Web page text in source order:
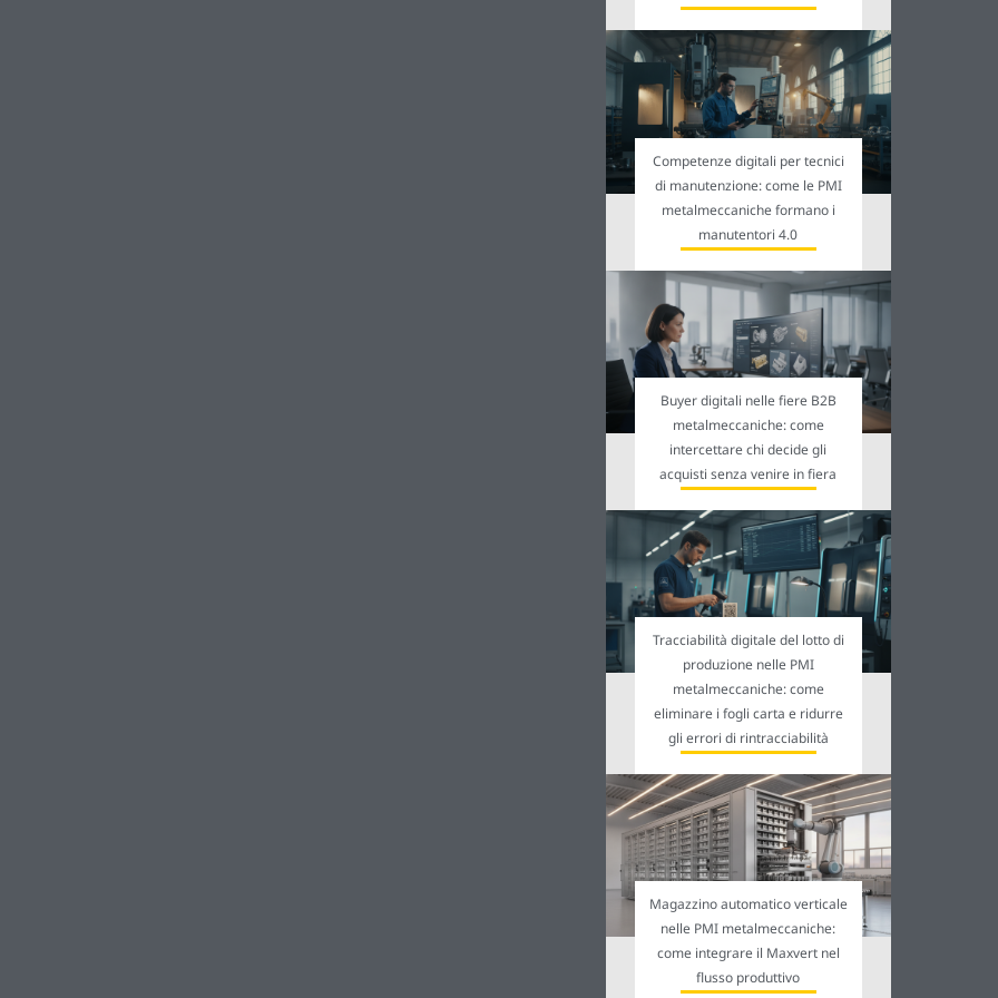
Competenze digitali per tecnici
di manutenzione: come le PMI
metalmeccaniche formano i
manutentori 4.0
Buyer digitali nelle fiere B2B
metalmeccaniche: come
intercettare chi decide gli
acquisti senza venire in fiera
Tracciabilità digitale del lotto di
produzione nelle PMI
metalmeccaniche: come
eliminare i fogli carta e ridurre
gli errori di rintracciabilità
Magazzino automatico verticale
nelle PMI metalmeccaniche:
come integrare il Maxvert nel
flusso produttivo